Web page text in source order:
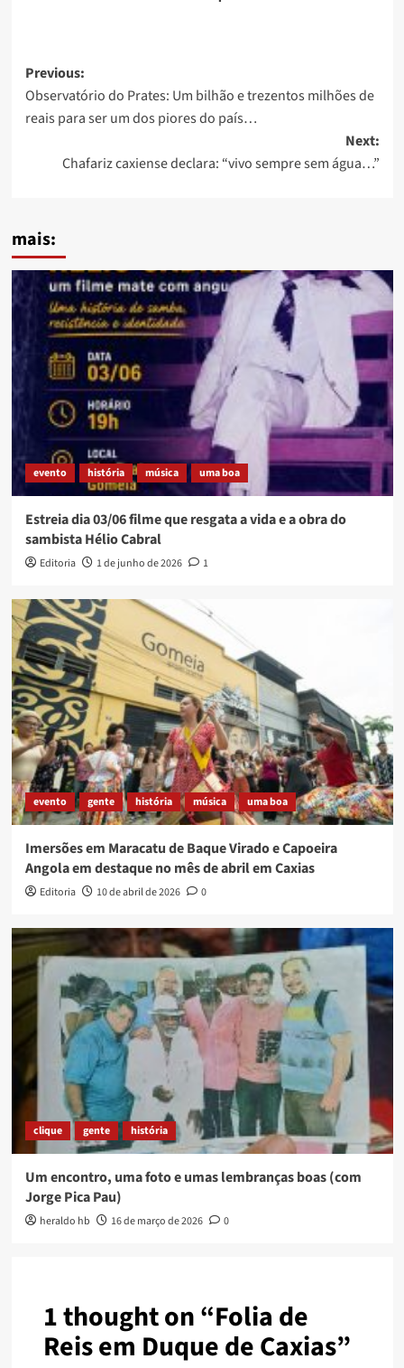
Post
navigation
Previous:
Observatório do Prates: Um bilhão e trezentos milhões de
reais para ser um dos piores do país…
Next:
Chafariz caxiense declara: “vivo sempre sem água…”
mais:
evento história música uma boa
Estreia dia 03/06 filme que resgata a vida e a obra do
sambista Hélio Cabral
Editoria 1 de junho de 2026 1
evento gente história música uma boa
Imersões em Maracatu de Baque Virado e Capoeira
Angola em destaque no mês de abril em Caxias
Editoria 10 de abril de 2026 0
clique gente história
Um encontro, uma foto e umas lembranças boas (com
Jorge Pica Pau)
heraldo hb 16 de março de 2026 0
1 thought on “Folia de
Reis em Duque de Caxias”